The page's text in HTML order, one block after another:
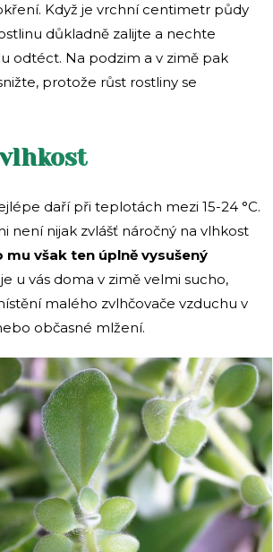
Když je vrchní centimetr půdy
důkladně zalijte a nechte
odtéct. Na podzim a v zimě pak
protože růst rostliny se
daří při teplotách mezi 15-24 °C.
není nijak zvlášť náročný na vlhkost
mu však ten úplně vysušený
u vás doma v zimě velmi sucho,
malého zvlhčovače vzduchu v
občasné mlžení.